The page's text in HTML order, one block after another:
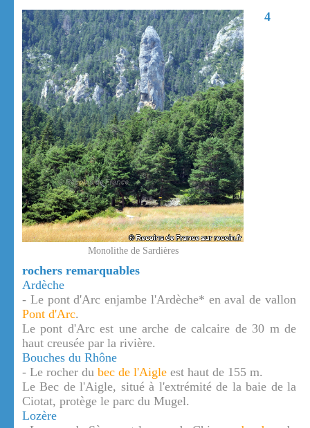
Monolithe de Sardières
4
rochers remarquables
Ardèche
- Le pont d'Arc enjambe l'Ardèche* en aval de vallon
Pont d'Arc.
Le pont d'Arc est une arche de calcaire de 30 m de
haut creusée par la rivière.
Bouches du Rhône
- Le rocher du bec de l'Aigle est haut de 155 m.
Le Bec de l'Aigle, situé à l'extrémité de la baie de la
Ciotat, protège le parc du Mugel.
Lozère